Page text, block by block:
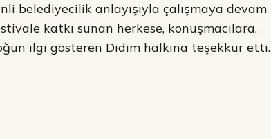
belediyecilik anlayışıyla çalışmaya devam
katkı sunan herkese, konuşmacılara,
ilgi gösteren Didim halkına teşekkür etti.